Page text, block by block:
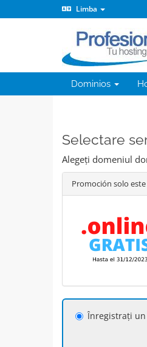
Limba
Dominios
Selectare
Alegeți domeniul
Promoción solo este
Înregistrați